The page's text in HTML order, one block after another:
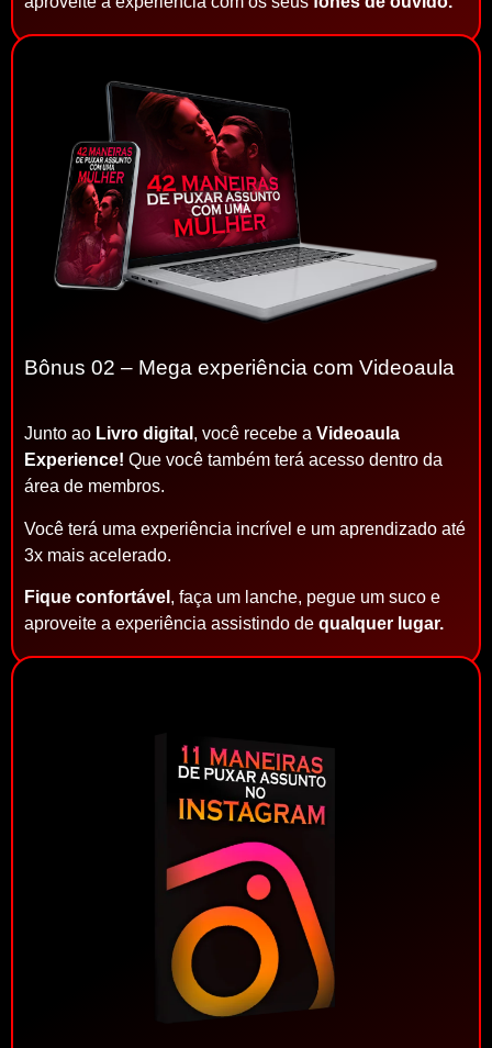
Bônus 02 – Mega experiência com Videoaula
Junto ao Livro digital , você recebe a Videoaula
Experience! Que você também terá acesso dentro da
área de membros.
Você terá uma experiência incrível e um aprendizado até
3x mais acelerado.
Fique confortável , faça um lanche, pegue um suco e
aproveite a experiência assistindo de qualquer lugar.